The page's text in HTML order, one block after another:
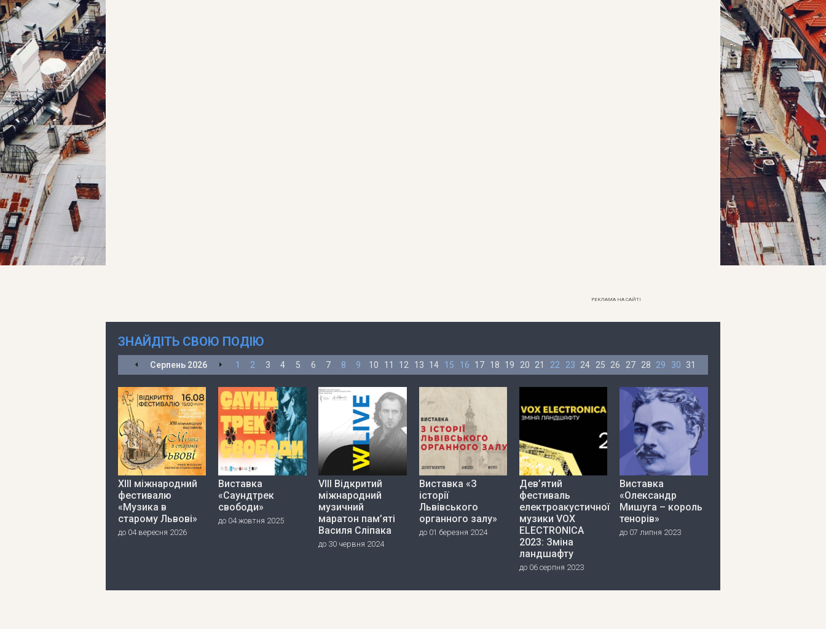
РЕКЛАМА НА САЙТІ
ЗНАЙДІТЬ СВОЮ ПОДІЮ
Серпень 2026 1 2 3 4 5 6 7 8 9 10 11 12 13 14 15 16 17 18 19 20 21 22 23 24 25 26 27 28 29 30 31
ХІІІ міжнародний
фестивалю
«Музика в
старому Львові»
до 04 вересня 2026
Виставка
«Саундтрек
свободи»
до 04 жовтня 2025
VIII Відкритий
міжнародний
музичний
маратон пам’яті
Василя Сліпака
до 30 червня 2024
Виставка «З
історії
Львівського
органного залу»
до 01 березня 2024
Дев’ятий
фестиваль
електроакустичної
музики VOX
ELECTRONICA
2023: Зміна
ландшафту
до 06 серпня 2023
Виставка
«Олександр
Мишуга – король
тенорів»
до 07 липня 2023